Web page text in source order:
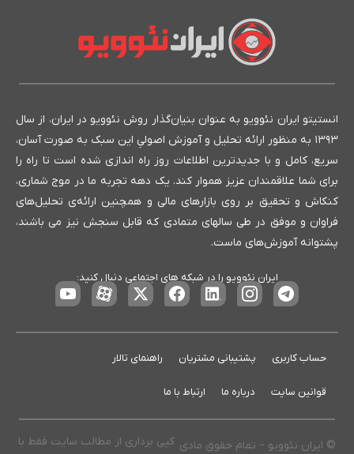
حساب کاربری پشتیبانی مشتریان راهنمای تالار
قوانین سایت درباره ما ارتباط با ما
انستیتو ایران نئوویو به عنوان بنیان‌گذار روش نئوویو در ایران، از سال
۱۳۹۳ به منظور ارائه تحلیل و آموزش اصولیِ این سبک به صورت آسان،
سریع، کامل و با جدیدترین اطلاعات روز راه اندازی شده است تا راه را
برای شما علاقمندان عزیز هموار کند. یک دهه تجربه ما در موج شماری،
کنکاش و تحقیق بر روی بازارهای مالی و همچنین ارائه‌ی تحلیل‌های
فراوان و موفق در طی سالهای متمادی که قابل سنجش نیز می باشند،
پشتوانه آموزش‌های ماست.
ایران نئوویو را در شبکه های اجتماعی دنبال کنید:
© ایران نئوویو – تمام حقوق مادی کپی برداری از مطالب سایت فقط با